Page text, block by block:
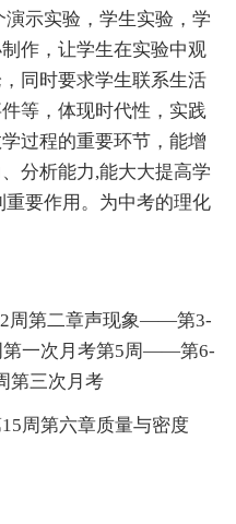
示实验，学生实验，学
作，让学生在实验中观
同时要求学生联系生活
等，体现时代性，实践
过程的重要环节，能增
分析能力,能大大提高学
要作用。为中考的理化
第二章声现象——第3-
一次月考第5周——第6-
第三次月考
第六章质量与密度